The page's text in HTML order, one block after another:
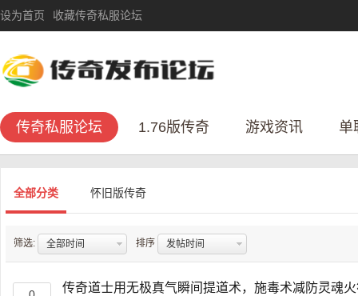
设为首页 收藏传奇私服论坛
传奇私服论坛 1.76版传奇 游戏资讯 单
全部分类 怀旧版传奇
筛选: 全部时间 排序 发帖时间
传奇道士用无极真气瞬间提道术，施毒术减防灵魂